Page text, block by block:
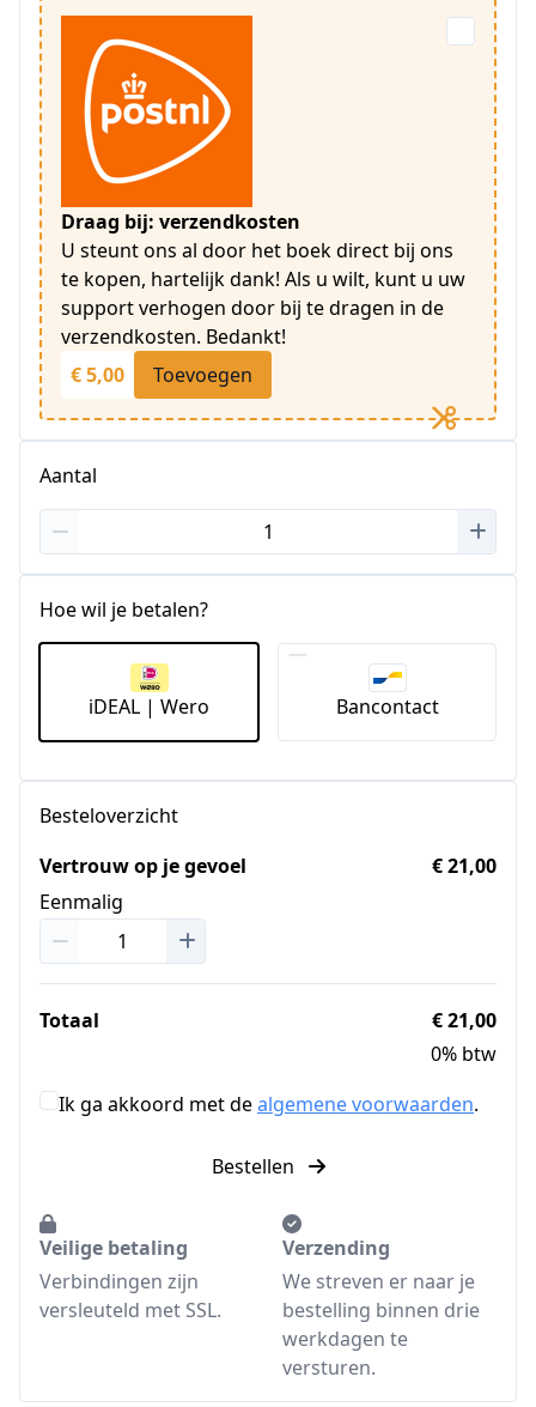
Draag bij: verzendkosten
U steunt ons al door het boek direct bij ons
te kopen, hartelijk dank! Als u wilt, kunt u uw
support verhogen door bij te dragen in de
verzendkosten. Bedankt!
€ 5,00
Toevoegen
Aantal
Hoe wil je betalen?
iDEAL | Wero Bancontact
Besteloverzicht
Vertrouw op je gevoel
Eenmalig
€ 21,00
Totaal
€ 21,00
0% btw
Ik ga akkoord met dealgemene voorwaarden.
Bestellen
Veilige betaling
Verbindingen zijn
versleuteld met SSL.
Verzending
We streven er naar je
bestelling binnen drie
werkdagen te
versturen.